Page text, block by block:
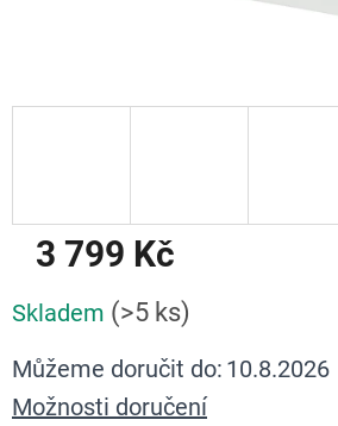
3 799 Kč
cena:
Skladem (>5 ks)
Můžeme doručit do: 10.8.2026
Možnosti doručení